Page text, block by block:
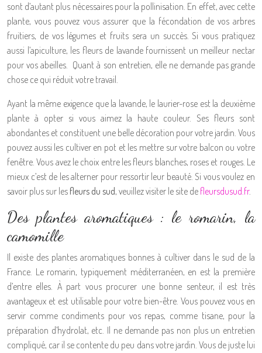
sont d’autant plus nécessaires pour la pollinisation. En effet, avec cette
plante, vous pouvez vous assurer que la fécondation de vos arbres
fruitiers, de vos légumes et fruits sera un succès. Si vous pratiquez
aussi l’apiculture, les fleurs de lavande fournissent un meilleur nectar
pour vos abeilles. Quant à son entretien, elle ne demande pas grande
chose ce qui réduit votre travail.
Ayant la même exigence que la lavande, le laurier-rose est la deuxième
plante à opter si vous aimez la haute couleur. Ses fleurs sont
abondantes et constituent une belle décoration pour votre jardin. Vous
pouvez aussi les cultiver en pot et les mettre sur votre balcon ou votre
fenêtre. Vous avez le choix entre les fleurs blanches, roses et rouges. Le
mieux c’est de les alterner pour ressortir leur beauté. Si vous voulez en
savoir plus sur les fleurs du sud, veuillez visiter le site de fleursdusud.fr.
Des plantes aromatiques : le romarin, la
camomille
Il existe des plantes aromatiques bonnes à cultiver dans le sud de la
France. Le romarin, typiquement méditerranéen, en est la première
d’entre elles. À part vous procurer une bonne senteur, il est très
avantageux et est utilisable pour votre bien-être. Vous pouvez vous en
servir comme condiments pour vos repas, comme tisane, pour la
préparation d’hydrolat, etc. Il ne demande pas non plus un entretien
compliqué, car il se contente du peu dans votre jardin. Vous de juste lui